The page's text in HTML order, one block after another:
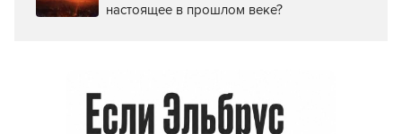
Где и когда появилась первая детская
Музей будущего. Каким видели
настоящее в прошлом веке?